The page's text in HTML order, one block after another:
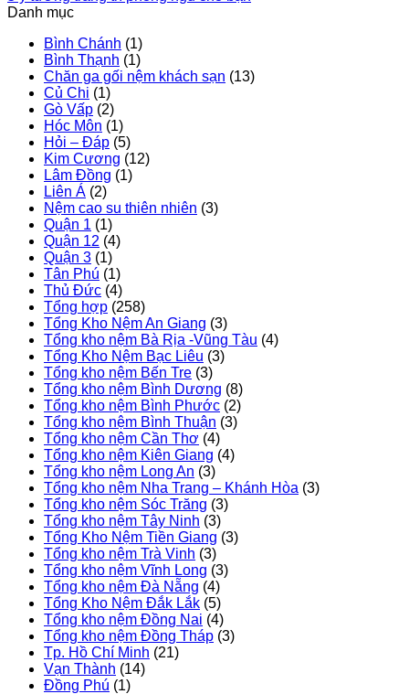
Danh mục
Bình Chánh (1)
Bình Thạnh (1)
Chăn ga gối nệm khách sạn (13)
Củ Chi (1)
Gò Vấp (2)
Hóc Môn (1)
Hỏi – Đáp (5)
Kim Cương (12)
Lâm Đồng (1)
Liên Á (2)
Nệm cao su thiên nhiên (3)
Quận 1 (1)
Quận 12 (4)
Quận 3 (1)
Tân Phú (1)
Thủ Đức (4)
Tổng hợp (258)
Tổng Kho Nệm An Giang (3)
Tổng kho nệm Bà Rịa -Vũng Tàu (4)
Tổng Kho Nệm Bạc Liêu (3)
Tổng kho nệm Bến Tre (3)
Tổng kho nệm Bình Dương (8)
Tổng kho nệm Bình Phước (2)
Tổng kho nệm Bình Thuận (3)
Tổng kho nệm Cần Thơ (4)
Tổng kho nệm Kiên Giang (4)
Tổng kho nệm Long An (3)
Tổng kho nệm Nha Trang – Khánh Hòa (3)
Tổng kho nệm Sóc Trăng (3)
Tổng kho nệm Tây Ninh (3)
Tổng Kho Nệm Tiền Giang (3)
Tổng kho nệm Trà Vinh (3)
Tổng kho nệm Vĩnh Long (3)
Tổng kho nệm Đà Nẵng (4)
Tổng Kho Nệm Đắk Lắk (5)
Tổng kho nệm Đồng Nai (4)
Tổng kho nệm Đồng Tháp (3)
Tp. Hồ Chí Minh (21)
Vạn Thành (14)
Đồng Phú (1)